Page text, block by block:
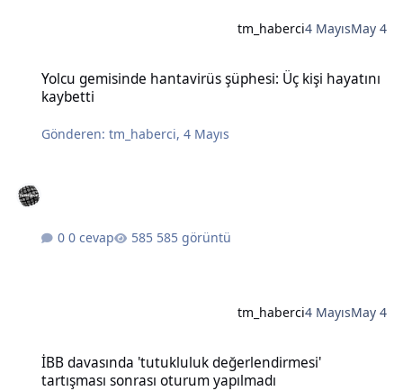
tm_haberci4 MayısMay 4
Yolcu gemisinde hantavirüs şüphesi: Üç kişi hayatını
kaybetti
Gönderen:tm_haberci,4 Mayıs
0 cevap 585 görüntü
tm_haberci4 MayısMay 4
İBB davasında 'tutukluluk değerlendirmesi'
tartışması sonrası oturum yapılmadı